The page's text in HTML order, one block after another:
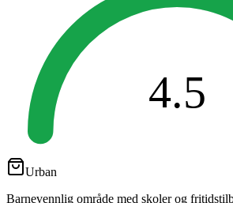
4.5
Urban
Barnevennlig område med skoler og